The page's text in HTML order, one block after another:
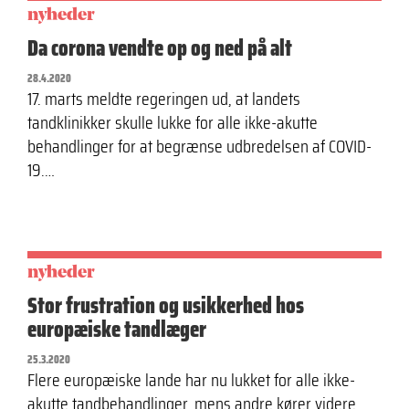
nyheder
Da corona vendte op og ned på alt
28.4.2020
17. marts meldte regeringen ud, at landets
tandklinikker skulle lukke for alle ikke-akutte
behandlinger for at begrænse udbredelsen af COVID-
19.…
nyheder
Stor frustration og usikkerhed hos
europæiske tandlæger
25.3.2020
Flere europæiske lande har nu lukket for alle ikke-